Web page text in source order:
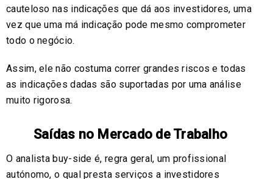
cauteloso nas indicações que dá aos investidores, uma
vez que uma má indicação pode mesmo comprometer
todo o negócio.
Assim, ele não costuma correr grandes riscos e todas
as indicações dadas são suportadas por uma análise
muito rigorosa.
Saídas no Mercado de Trabalho
O analista buy-side é, regra geral, um profissional
autónomo, o qual presta serviços a investidores